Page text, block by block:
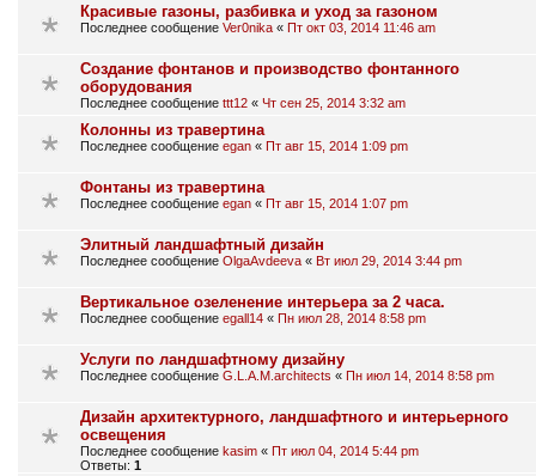
Красивые газоны, разбивка и уход за газоном
Последнее сообщение Ver0nika « Пт окт 03, 2014 11:46 am
Cоздание фонтанов и производство фонтанного
оборудования
Последнее сообщение ttt12 « Чт сен 25, 2014 3:32 am
Колонны из травертина
Последнее сообщение egan « Пт авг 15, 2014 1:09 pm
Фонтаны из травертина
Последнее сообщение egan « Пт авг 15, 2014 1:07 pm
Элитный ландшафтный дизайн
Последнее сообщение OlgaAvdeeva « Вт июл 29, 2014 3:44 pm
Вертикальное озеленение интерьера за 2 часа.
Последнее сообщение egall14 « Пн июл 28, 2014 8:58 pm
Услуги по ландшафтному дизайну
Последнее сообщение G.L.A.M.architects « Пн июл 14, 2014 8:58 pm
Дизайн архитектурного, ландшафтного и интерьерного
освещения
Последнее сообщение kasim « Пт июл 04, 2014 5:44 pm
Ответы: 1